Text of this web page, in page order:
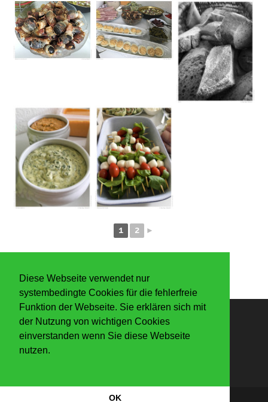
Diese Webseite verwendet nur
systembedingte Cookies für die fehlerfreie
Funktion der Webseite. Sie erklären sich mit
der Nutzung von wichtigen Cookies
einverstanden wenn Sie diese Webseite
nutzen.
OK
1 2 ►
Anmelden
Datenschutzerkärung